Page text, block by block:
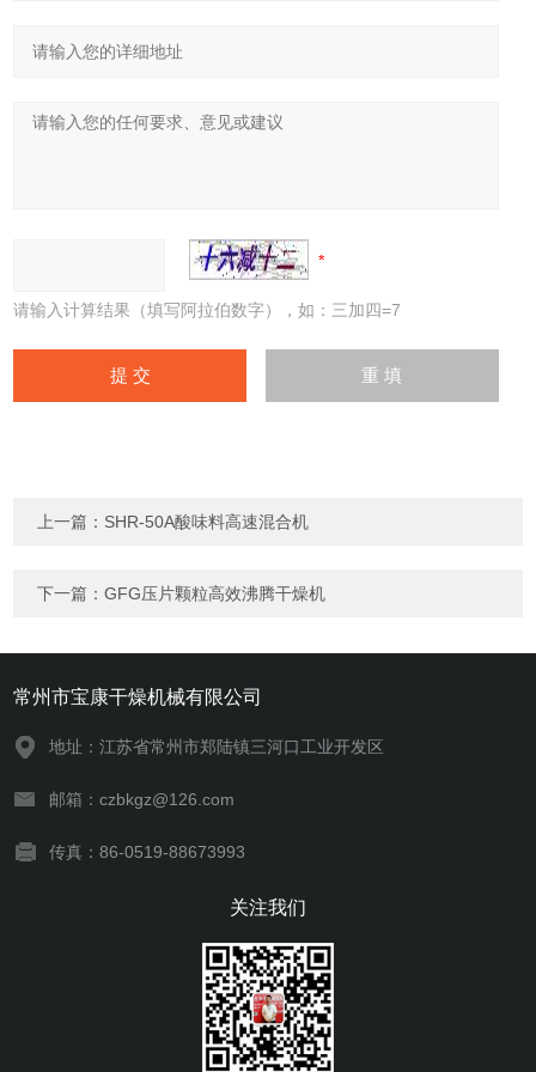
请输入计算结果（填写阿拉伯数字），如：三加四=7
上一篇： SHR-50A酸味料高速混合机
下一篇：GFG压片颗粒高效沸腾干燥机
常州市宝康干燥机械有限公司
地址：江苏省常州市郑陆镇三河口工业开发区
邮箱：czbkgz@126.com
传真：86-0519-88673993
关注我们